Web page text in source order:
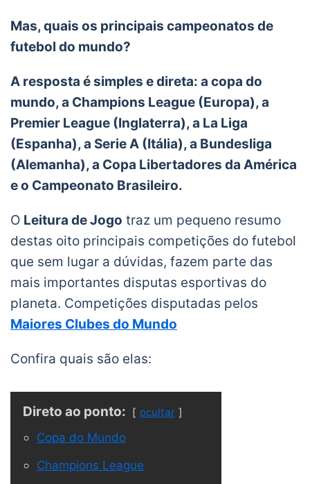
Mas, quais os principais campeonatos de
futebol do mundo?
A resposta é simples e direta: a copa do
mundo, a Champions League (Europa), a
Premier League (Inglaterra), a La Liga
(Espanha), a Serie A (Itália), a Bundesliga
(Alemanha), a Copa Libertadores da América
e o Campeonato Brasileiro.
O Leitura de Jogo traz um pequeno resumo
destas oito principais competições do futebol
que sem lugar a dúvidas, fazem parte das
mais importantes disputas esportivas do
planeta. Competições disputadas pelos
Maiores Clubes do Mundo
Confira quais são elas:
Direto ao ponto: ocultar
Copa do Mundo
Champions League